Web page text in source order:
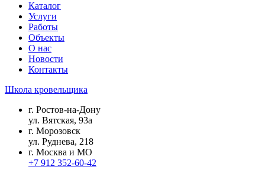
Каталог
Услуги
Работы
Объекты
О нас
Новости
Контакты
Школа кровельщика
г. Ростов-на-Дону
ул. Вятская, 93а
г. Морозовск
ул. Руднева, 218
г. Москва и МО
+7 912 352-60-42